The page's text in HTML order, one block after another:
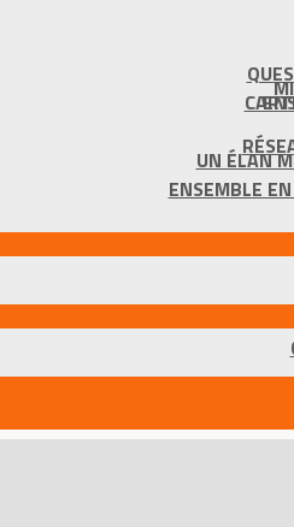
UN ÉLAN
ENSEMBLE